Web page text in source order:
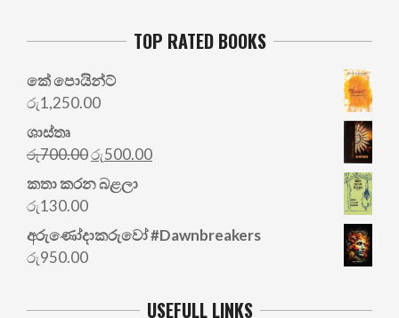
TOP RATED BOOKS
කේ පොයින්ට්
රු1,250.00
ශාස්තෘ
රු700.00Original
price
was:
රු500.00Current
කතා කරන බළලා
රු130.00
අරු‍ණෝදාකරුවෝ #Dawnbreakers
රු950.00
USEFULL LINKS